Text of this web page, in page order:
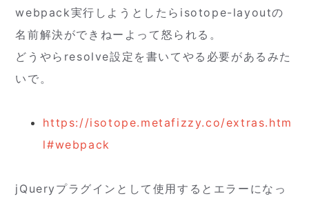
webpack実行しようとしたらisotope-layoutの
名前解決ができねーよって怒られる。
どうやらresolve設定を書いてやる必要があるみた
いで。
https://isotope.metafizzy.co/extras.htm
l#webpack
jQueryプラグインとして使用するとエラーになっ